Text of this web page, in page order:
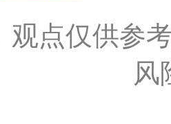
观点仅供参
风